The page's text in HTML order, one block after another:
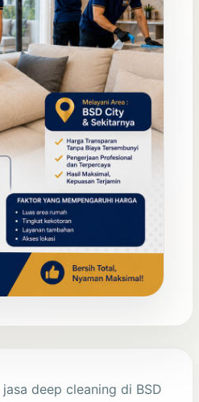
deep cleaning di BSD